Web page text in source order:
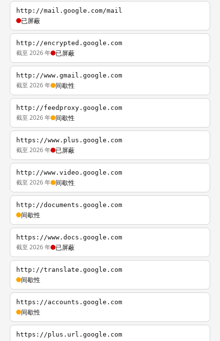
http://mail.google.com/mail
已屏蔽
http://encrypted.google.com
截至 2026 年 已屏蔽
http://www.gmail.google.com
截至 2026 年 间歇性
http://feedproxy.google.com
截至 2026 年 间歇性
https://www.plus.google.com
截至 2026 年 已屏蔽
http://www.video.google.com
截至 2026 年 间歇性
http://documents.google.com
间歇性
https://www.docs.google.com
截至 2026 年 已屏蔽
http://translate.google.com
间歇性
https://accounts.google.com
间歇性
https://plus.url.google.com